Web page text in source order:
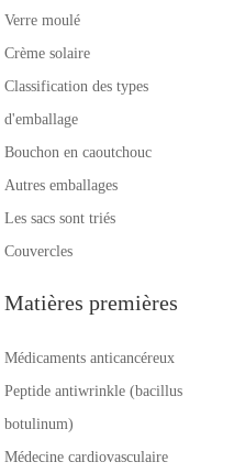
Verre moulé
Crème solaire
Classification des types
d'emballage
Bouchon en caoutchouc
Autres emballages
Les sacs sont triés
Couvercles
Matières premières
Médicaments anticancéreux
Peptide antiwrinkle (bacillus
botulinum)
Médecine cardiovasculaire